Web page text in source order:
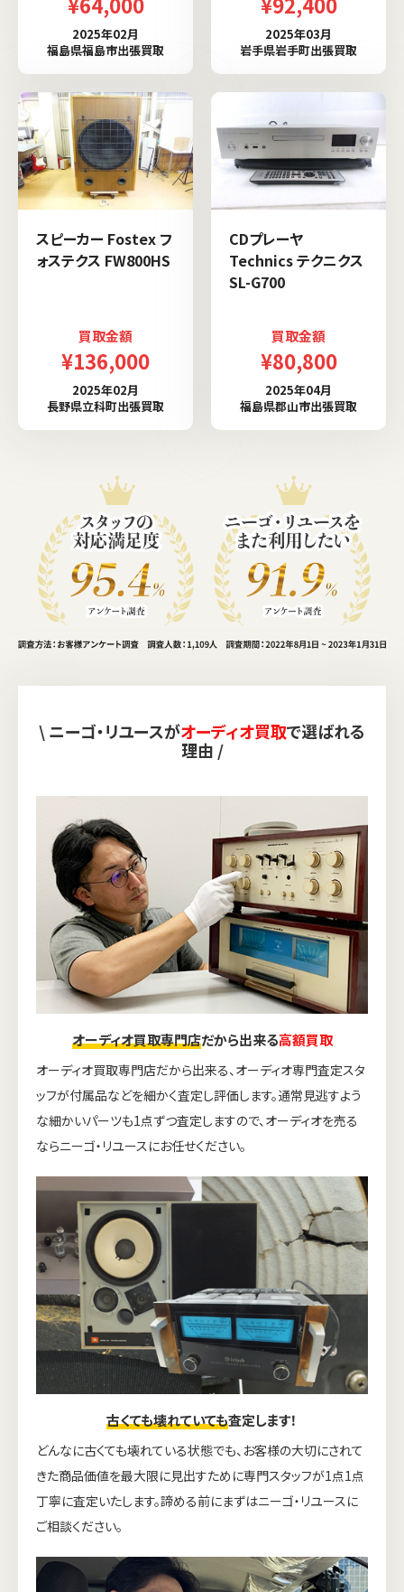
2025年02月
福島県福島市出張買取
2025年03月
岩手県岩手町出張買取
スピーカー Fostex フ
ォステクス FW800HS
買取金額
¥136,000
2025年02月
長野県立科町出張買取
CDプレーヤ
Technics テクニクス
SL-G700
買取金額
¥80,800
2025年04月
福島県郡山市出張買取
\ ニーゴ・リユースがオーディオ買取で選ばれる
理由 /
オーディオ買取専門店だから出来る高額買取
オーディオ買取専門店だから出来る、オーディオ専門査定スタ
ッフが付属品などを細かく査定し評価します。通常見逃すよう
な細かいパーツも1点ずつ査定しますので、オーディオを売る
ならニーゴ・リユースにお任せください。
古くても壊れていても査定します！
どんなに古くても壊れている状態でも、お客様の大切にされて
きた商品価値を最大限に見出すために専門スタッフが1点1点
丁寧に査定いたします。諦める前にまずはニーゴ・リユースに
ご相談ください。